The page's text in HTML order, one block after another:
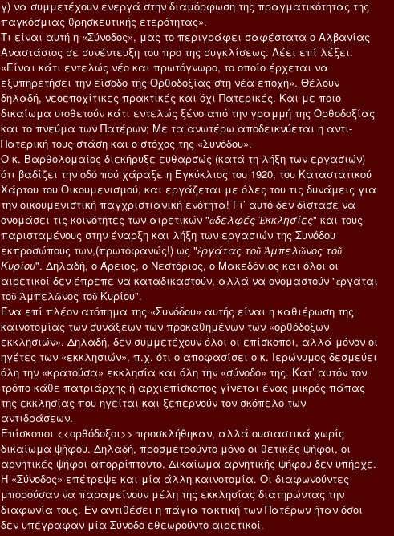
γ) να συμμετέχουν ενεργά στην διαμόρφωση της πραγματικότητας της
παγκόσμιας θρησκευτικής ετερότητας».
Τι είναι αυτή η «Σύνοδος», μας το περιγράφει σαφέστατα ο Αλβανίας
Αναστάσιος σε συνέντευξη του προ της συγκλίσεως. Λέει επί λέξει:
«Είναι κάτι εντελώς νέο και πρωτόγνωρο, το οποίο έρχεται να
εξυπηρετήσει την είσοδο της Ορθοδοξίας στη νέα εποχή». Θέλουν
δηλαδή, νεοεποχίτικες πρακτικές και όχι Πατερικές. Και με ποιο
δικαίωμα υιοθετούν κάτι εντελώς ξένο από την γραμμή της Ορθοδοξίας
και το πνεύμα των Πατέρων; Με τα ανωτέρω αποδεικνύεται η αντι-
Πατερική τους στάση και ο στόχος της «Συνόδου».
Ο κ. Βαρθολομαίος διεκήρυξε ευθαρσώς (κατά τη λήξη των εργασιών)
ότι βαδίζει την οδό πού χάραξε η Εγκύκλιος του 1920, του Καταστατικού
Χάρτου του Οικουμενισμού, και εργάζεται με όλες του τις δυνάμεις για
την οικουμενιστική παγχριστιανική ενότητα! Γι’ αυτό δεν δίστασε να
ονομάσει τις κοινότητες των αιρετικών "ἀδελφές Ἐκκλησίες" και τους
παρισταμένους στην έναρξη και λήξη των εργασιών της Συνόδου
εκπροσώπους των,(πρωτοφανώς!) ως "ἐργάτας τοῦ Ἀμπελῶνος τοῦ
Κυρίου". Δηλαδή, ο Άρειος, ο Νεστόριος, ο Μακεδόνιος και όλοι οι
αιρετικοί δεν έπρεπε να καταδικαστούν, αλλά να ονομαστούν "ἐργάται
τοῦ Ἀμπελῶνος τοῦ Κυρίου".
Ένα επί πλέον ατόπημα της «Συνόδου» αυτής είναι η καθιέρωση της
καινοτομίας των συνάξεων των προκαθημένων των «ορθόδοξων
εκκλησιών». Δηλαδή, δεν συμμετέχουν όλοι οι επίσκοποι, αλλά μόνον οι
ηγέτες των «εκκλησιών», π.χ. ότι ο αποφασίσει ο κ. Ιερώνυμος δεσμεύει
όλη την «κρατούσα» εκκλησία και όλη την «σύνοδο» της. Κατ’ αυτόν τον
τρόπο κάθε πατριάρχης ή αρχιεπίσκοπος γίνεται ένας μικρός πάπας
της εκκλησίας που ηγείται και ξεπερνούν τον σκόπελο των
αντιδράσεων.
Επίσκοποι <<ορθόδοξοι>> προσκλήθηκαν, αλλά ουσιαστικά χωρίς
δικαίωμα ψήφου. Δηλαδή, προσμετρούντο μόνο οι θετικές ψήφοι, οι
αρνητικές ψήφοι απορρίπτοντο. Δικαίωμα αρνητικής ψήφου δεν υπήρχε.
Η «Σύνοδος» επέτρεψε και μία άλλη καινοτομία. Οι διαφωνούντες
μπορούσαν να παραμείνουν μέλη της εκκλησίας διατηρώντας την
διαφωνία τους. Εν αντιθέσει η πάγια τακτική των Πατέρων ήταν όσοι
δεν υπέγραφαν μία Σύνοδο εθεωρούντο αιρετικοί.